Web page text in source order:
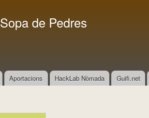
Sopa de Pedres
Aportacions HackLab Nòmada Guifi.net